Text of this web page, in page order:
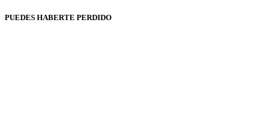
PUEDES HABERTE PERDIDO